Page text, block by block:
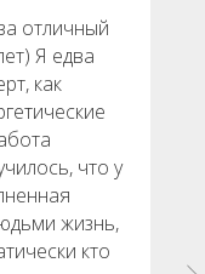
отличный
Я едва
как
что у
жизнь,
кто